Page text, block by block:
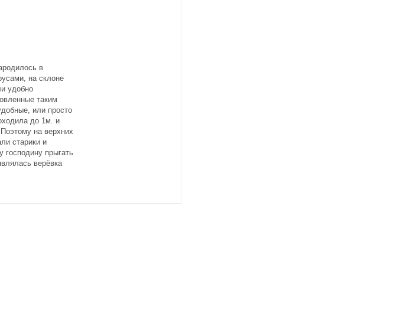
в
на склоне
удобно
таким
или просто
до 1м. и
на верхних
старики и
господину прыгать
верёвка